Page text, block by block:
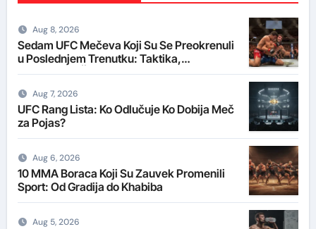
Aug 8, 2026
Sedam UFC Mečeva Koji Su Se Preokrenuli
u Poslednjem Trenutku: Taktika,
Psihologija i Šok
Aug 7, 2026
UFC Rang Lista: Ko Odlučuje Ko Dobija Meč
za Pojas?
Aug 6, 2026
10 MMA Boraca Koji Su Zauvek Promenili
Sport: Od Gradija do Khabiba
Aug 5, 2026